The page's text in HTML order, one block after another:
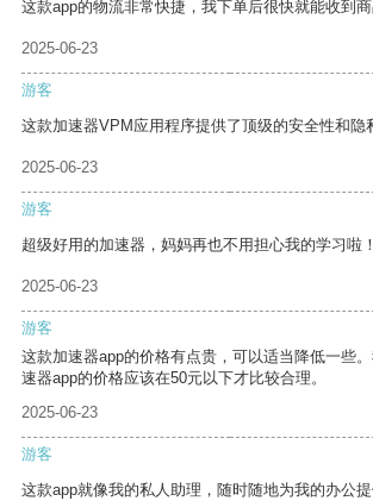
这款app的物流非常快捷，我下单后很快就能收到商
2025-06-23
游客
这款加速器VPM应用程序提供了顶级的安全性和隐
2025-06-23
游客
超级好用的加速器，妈妈再也不用担心我的学习啦！
2025-06-23
游客
这款加速器app的价格有点贵，可以适当降低一些
速器app的价格应该在50元以下才比较合理。
2025-06-23
游客
这款app就像我的私人助理，随时随地为我的办公提